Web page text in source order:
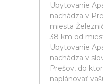
Ubytovanie
nachádza v
miesta
38 km od
Ubytovanie
nachádza v
Prešov, do
naplánovať